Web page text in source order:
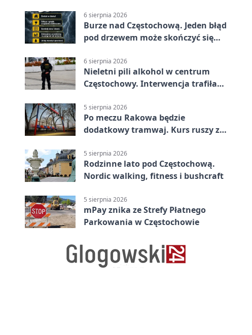
6 sierpnia 2026
Burze nad Częstochową. Jeden błąd
pod drzewem może skończyć się
6 sierpnia 2026
Nieletni pili alkohol w centrum
Częstochowy. Interwencja trafiła
5 sierpnia 2026
Po meczu Rakowa będzie
dodatkowy tramwaj. Kurs ruszy ze
5 sierpnia 2026
Rodzinne lato pod Częstochową.
Nordic walking, fitness i bushcraft
5 sierpnia 2026
mPay znika ze Strefy Płatnego
Parkowania w Częstochowie